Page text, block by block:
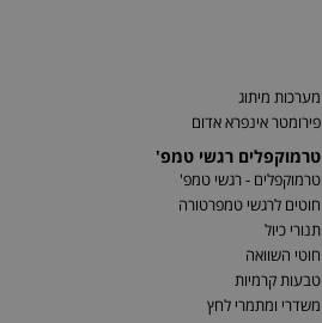
מערכות מיתוג
פירומטר אינפרא אדום
טרמוקפלים רגשי טמפ'
טרמוקפלים - רגשי טמפ'
חוטים לרגשי טמפרטורה
תנורי כיול
חוטי השוואה
טבעות קרמיות
משדרי ומתמרי לחץ